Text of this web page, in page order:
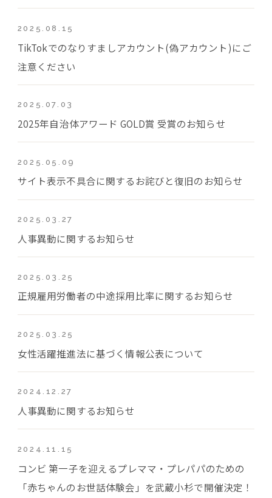
2025.08.15
TikTokでのなりすましアカウント(偽アカウント)にご
注意ください
2025.07.03
2025年自治体アワード GOLD賞 受賞のお知らせ
2025.05.09
サイト表示不具合に関するお詫びと復旧のお知らせ
2025.03.27
人事異動に関するお知らせ
2025.03.25
正規雇用労働者の中途採用比率に関するお知らせ
2025.03.25
女性活躍推進法に基づく情報公表について
2024.12.27
人事異動に関するお知らせ
2024.11.15
コンビ 第一子を迎えるプレママ・プレパパのための
「赤ちゃんのお世話体験会」を武蔵小杉で開催決定！